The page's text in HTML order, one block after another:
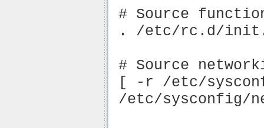
# Source
. /etc/rc.d/
# Source
[ -r /etc/
/etc/sysconfig/